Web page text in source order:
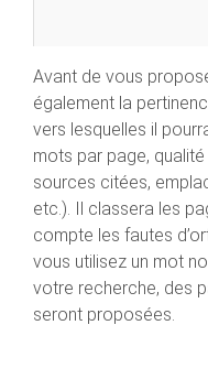
Avant de vous
également la
vers lesquelles il
mots par page,
sources citées,
etc.). Il classera les
compte les fautes
vous utilisez un mot
votre recherche, des
seront proposées.